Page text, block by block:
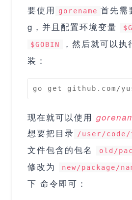
要使用 gorename 首先需
g，并且配置环境变量
$GOBIN
，然后就可以
装：
go get github.com/
现在就可以使用
想要把目录
/user/
文件包含的包名
old/
修改为 new/package/
下 命令即可：